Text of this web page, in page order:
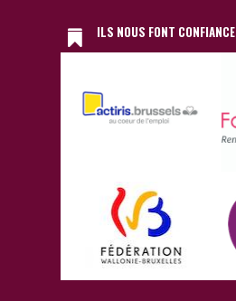
ILS NOUS FONT CONFIANCE